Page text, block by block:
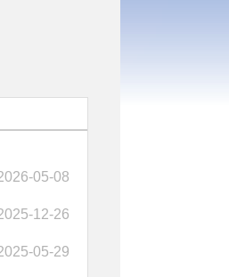
05-08
12-26
05-29